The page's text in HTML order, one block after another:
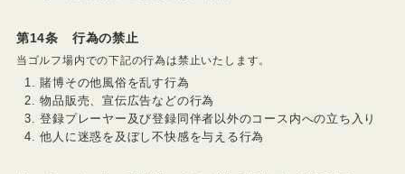
第14条 行為の禁止
当ゴルフ場内での下記の行為は禁止いたします。
賭博その他風俗を乱す行為
物品販売、宣伝広告などの行為
登録プレーヤー及び登録同伴者以外のコース内への立ち入り
他人に迷惑を及ぼし不快感を与える行為